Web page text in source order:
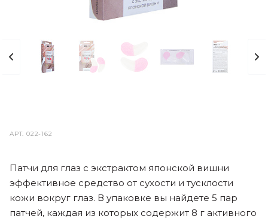
АРТ.022-162
Патчи для глаз с экстрактом японской вишни
эффективное средство от сухости и тусклости
кожи вокруг глаз. В упаковке вы найдете 5 пар
патчей, каждая из которых содержит 8 г активного